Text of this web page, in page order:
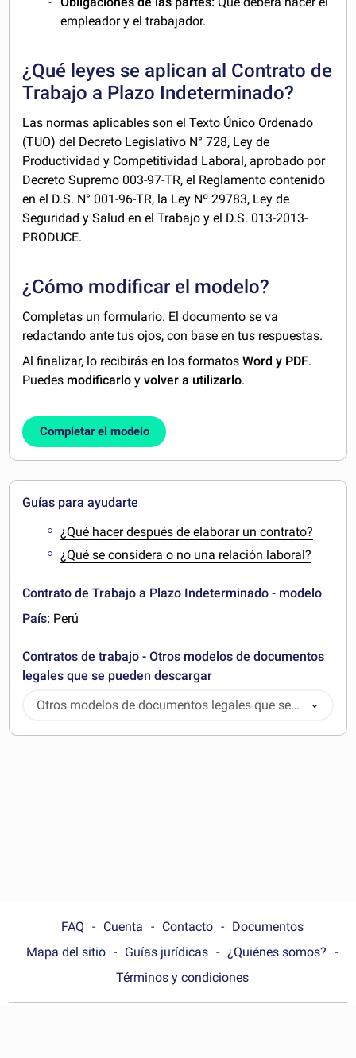
empleador y el trabajador.
¿Qué leyes se aplican al Contrato de
Trabajo a Plazo Indeterminado?
Las normas aplicables son el Texto Único Ordenado
(TUO) del Decreto Legislativo N° 728, Ley de
Productividad y Competitividad Laboral, aprobado por
Decreto Supremo 003-97-TR, el Reglamento contenido
en el D.S. N° 001-96-TR, la Ley Nº 29783, Ley de
Seguridad y Salud en el Trabajo y el D.S. 013-2013-
PRODUCE.
¿Cómo modificar el modelo?
Completas un formulario. El documento se va
redactando ante tus ojos, con base en tus respuestas.
Al finalizar, lo recibirás en los formatosWord y PDF.
Puedes modificarlo yvolver a utilizarlo.
Completar el modelo
Guías para ayudarte
¿Qué hacer después de elaborar un contrato?
¿Qué se considera o no una relación laboral?
Contrato de Trabajo a Plazo Indeterminado - modelo
País: Perú
Contratos de trabajo - Otros modelos de documentos
legales que se pueden descargar
Otros modelos de documentos legales que se
pueden descargar
FAQ Cuenta Contacto
Documentos
Mapa del sitio
Guías jurídicas
¿Quiénes somos?
Términos y condiciones